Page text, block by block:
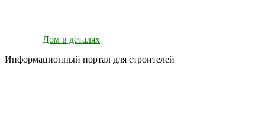
Дом в деталях
Информационный портал для строителей